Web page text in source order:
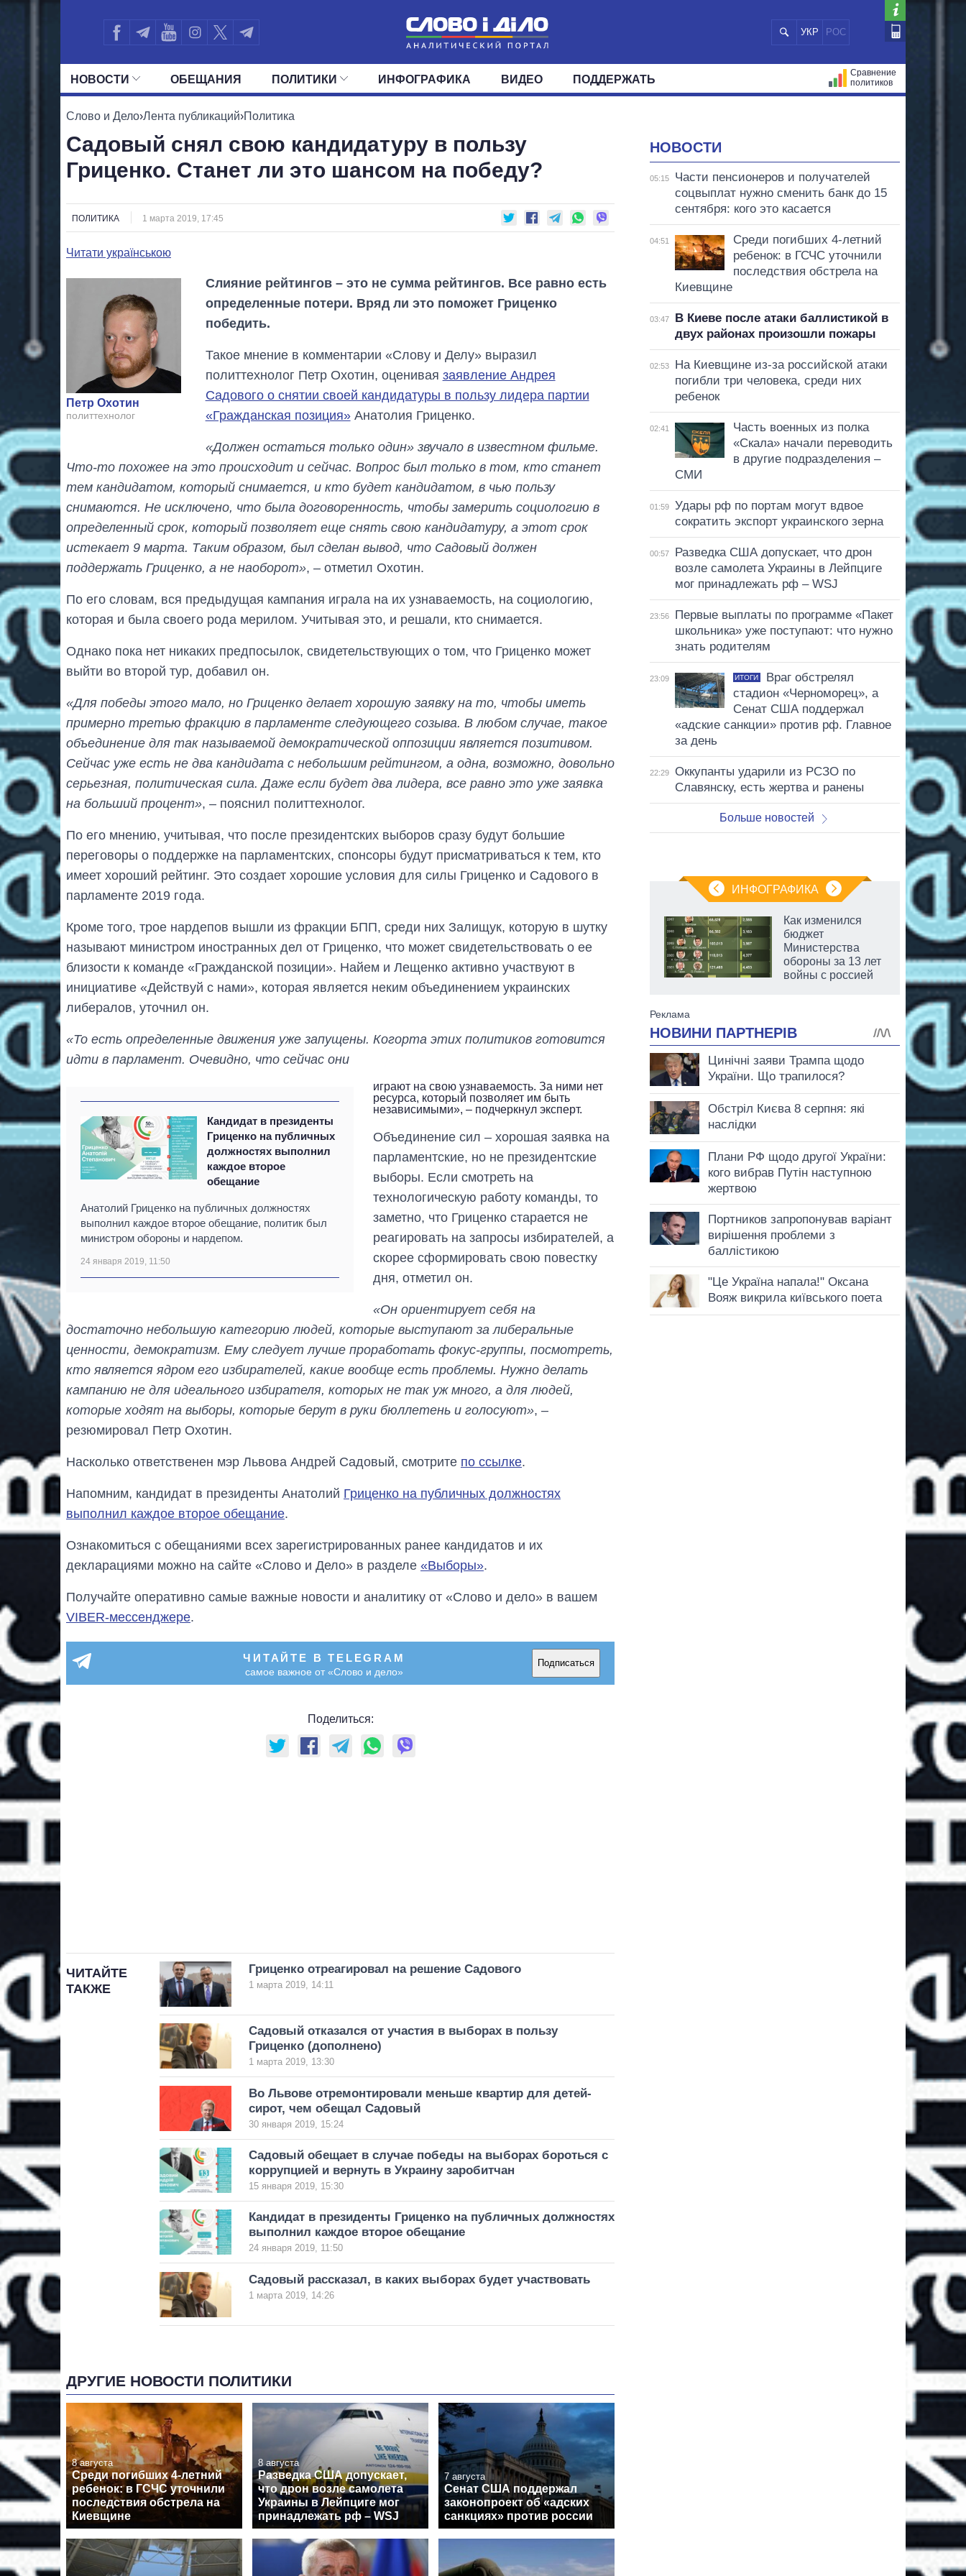
УКР РОС
НОВОСТИ
ПОЛИТИКА ЭКОНОМИКА ОБЩЕСТВО
ОБЕЩАНИЯ ПОЛИТИКИ
ВСЕ ПОЛИТИКИ ПРЕЗИДЕНТ И ОФИС
ДЕПУТАТЫ КОМИТЕТЫ ФРАКЦИИ
ИНФОГРАФИКА ВИДЕО ПОДДЕРЖАТЬ
Сравнение
политиков
Слово и Дело›Лента публикаций›Политика
Садовый снял свою кандидатуру в пользу
Гриценко. Станет ли это шансом на победу?
ПОЛИТИКА 1 марта 2019, 17:45
Читати українською
Петр Охотин
политтехнолог
Слияние рейтингов – это не сумма рейтингов. Все равно есть
определенные потери. Вряд ли это поможет Гриценко
победить.
Такое мнение в комментарии «Слову и Делу» выразил
политтехнолог Петр Охотин, оценивая заявление Андрея
Садового о снятии своей кандидатуры в пользу лидера партии
«Гражданская позиция»Анатолия Гриценко.
«Должен остаться только один» звучало в известном фильме.
Что-то похожее на это происходит и сейчас. Вопрос был только в том, кто станет
тем кандидатом, который снимается, и кто будет кандидатом, в чью пользу
снимаются. Не исключено, что была договоренность, чтобы замерить социологию в
определенный срок, который позволяет еще снять свою кандидатуру, а этот срок
истекает 9 марта. Таким образом, был сделан вывод, что Садовый должен
поддержать Гриценко, а не наоборот», – отметил Охотин.
По его словам, вся предыдущая кампания играла на их узнаваемость, на социологию,
которая и была своего рода мерилом. Учитывая это, и решали, кто снимается.
Однако пока нет никаких предпосылок, свидетельствующих о том, что Гриценко может
выйти во второй тур, добавил он.
«Для победы этого мало, но Гриценко делает хорошую заявку на то, чтобы иметь
примерно третью фракцию в парламенте следующего созыва. В любом случае, такое
объединение для так называемой демократической оппозиции является позитивом.
Сейчас уже есть не два кандидата с небольшим рейтингом, а одна, возможно, довольно
серьезная, политическая сила. Даже если будет два лидера, все равно это уже заявка
на больший процент», – пояснил политтехнолог.
По его мнению, учитывая, что после президентских выборов сразу будут большие
переговоры о поддержке на парламентских, спонсоры будут присматриваться к тем, кто
имеет хороший рейтинг. Это создает хорошие условия для силы Гриценко и Садового в
парламенте 2019 года.
Кроме того, трое нардепов вышли из фракции БПП, среди них Залищук, которую в шутку
называют министром иностранных дел от Гриценко, что может свидетельствовать о ее
близости к команде «Гражданской позиции». Найем и Лещенко активно участвуют в
инициативе «Действуй с нами», которая является неким объединением украинских
либералов, уточнил он.
«То есть определенные движения уже запущены. Когорта этих политиков готовится
идти в парламент. Очевидно, что сейчас они
Кандидат в президенты
Гриценко на публичных
должностях выполнил
каждое второе
обещание
Анатолий Гриценко на публичных должностях
выполнил каждое второе обещание, политик был
министром обороны и нардепом.
24 января 2019, 11:50
играют на свою узнаваемость. За ними нет
ресурса, который позволяет им быть
независимыми», – подчеркнул эксперт.
Объединение сил – хорошая заявка на
парламентские, но не президентские
выборы. Если смотреть на
технологическую работу команды, то
заметно, что Гриценко старается не
реагировать на запросы избирателей, а
скорее сформировать свою повестку
дня, отметил он.
«Он ориентирует себя на
достаточно небольшую категорию людей, которые выступают за либеральные
ценности, демократизм. Ему следует лучше проработать фокус-группы, посмотреть,
кто является ядром его избирателей, какие вообще есть проблемы. Нужно делать
кампанию не для идеального избирателя, которых не так уж много, а для людей,
которые ходят на выборы, которые берут в руки бюллетень и голосуют», –
резюмировал Петр Охотин.
Насколько ответственен мэр Львова Андрей Садовый, смотрите по ссылке.
Напомним, кандидат в президенты Анатолий Гриценко на публичных должностях
выполнил каждое второе обещание.
Ознакомиться с обещаниями всех зарегистрированных ранее кандидатов и их
декларациями можно на сайте «Слово и Дело» в разделе «Выборы».
Получайте оперативно самые важные новости и аналитику от «Слово и дело» в вашем
VIBER-мессенджере.
ЧИТАЙТЕ В TELEGRAM
самое важное от «Слово и дело»
Подписаться
Поделиться:
ЧИТАЙТЕ
ТАКЖЕ
Гриценко отреагировал на решение Садового
1 марта 2019, 14:11
Садовый отказался от участия в выборах в пользу
Гриценко (дополнено)
1 марта 2019, 13:30
Во Львове отремонтировали меньше квартир для детей-
сирот, чем обещал Садовый
30 января 2019, 15:24
Садовый обещает в случае победы на выборах бороться с
коррупцией и вернуть в Украину заробитчан
15 января 2019, 15:30
Кандидат в президенты Гриценко на публичных должностях
выполнил каждое второе обещание
24 января 2019, 11:50
Садовый рассказал, в каких выборах будет участвовать
1 марта 2019, 14:26
ДРУГИЕ НОВОСТИ ПОЛИТИКИ
8 августа
Среди погибших 4-летний
ребенок: в ГСЧС уточнили
последствия обстрела на
Киевщине
8 августа
Разведка США допускает,
что дрон возле самолета
Украины в Лейпциге мог
принадлежать рф – WSJ
7 августа
Сенат США поддержал
законопроект об «адских
санкциях» против россии
НОВОСТИ
05:15
Части пенсионеров и получателей
соцвыплат нужно сменить банк до 15
сентября: кого это касается
04:51
Среди погибших 4-летний
ребенок: в ГСЧС уточнили
последствия обстрела на
Киевщине
03:47
В Киеве после атаки баллистикой в
двух районах произошли пожары
02:53
На Киевщине из-за российской атаки
погибли три человека, среди них
ребенок
02:41
Часть военных из полка
«Скала» начали переводить
в другие подразделения –
СМИ
01:59
Удары рф по портам могут вдвое
сократить экспорт украинского зерна
00:57
Разведка США допускает, что дрон
возле самолета Украины в Лейпциге
мог принадлежать рф – WSJ
23:56
Первые выплаты по программе «Пакет
школьника» уже поступают: что нужно
знать родителям
23:09 ИТОГИ
Враг обстрелял
стадион «Черноморец», а
Сенат США поддержал
«адские санкции» против рф. Главное
за день
22:29
Оккупанты ударили из РСЗО по
Славянску, есть жертва и ранены
Больше новостей
ИНФОГРАФИКА
лет: кто и как долго
занимал
руководителя СВР
Как изменился
бюджет
Министерства
обороны за 13 лет
войны с россией